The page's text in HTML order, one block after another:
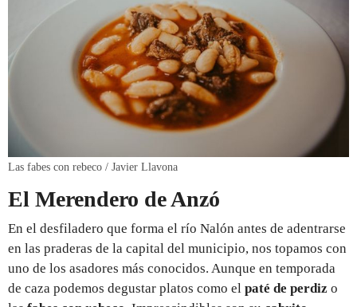
Las fabes con rebeco / Javier Llavona
El Merendero de Anzó
En el desfiladero que forma el río Nalón antes de adentrarse
en las praderas de la capital del municipio, nos topamos con
uno de los asadores más conocidos. Aunque en temporada
de caza podemos degustar platos como el paté de perdiz o